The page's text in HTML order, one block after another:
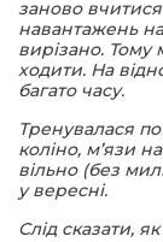
заново
навантажень
вирізано. Тому
ходити. На
багато часу.
Тренувалася
коліно, м’язи
вільно (без
у вересні.
Слід сказати,